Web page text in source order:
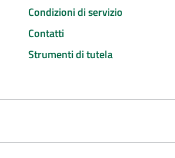
Condizioni di servizio
Contatti
Strumenti di tutela